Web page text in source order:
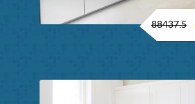
88437.5